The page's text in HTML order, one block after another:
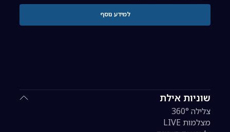
שוניות אילת
צלילה 360°
מצלמות LIVE
למידע נוסף